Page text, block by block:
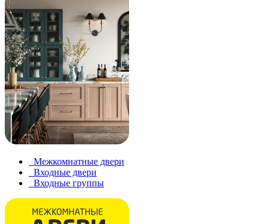
Межкомнатные двери
Входные двери
Входные группы